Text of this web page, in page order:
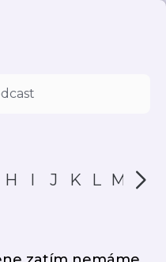
H I J K L M N